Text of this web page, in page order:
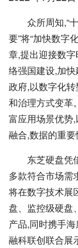
众所周知,“十
要”将“加快数字
章,提出迎接数
络强国建设,加
政府,以数字化
和治理方式变革
富应用场景优势
融合,数据的重要
东芝硬盘凭借
多款符合市场需
将在数字技术展
盘、监控级硬盘
产品,同时携手海
融科联创联合展